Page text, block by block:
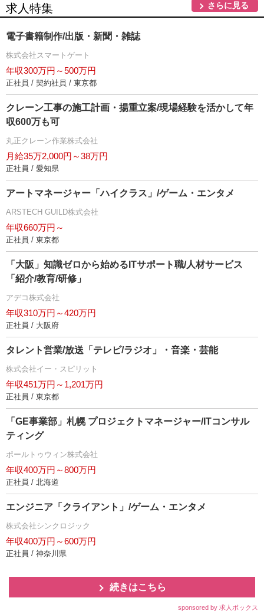
求人特集 さらに見る
電子書籍制作/出版・新聞・雑誌
株式会社スマートゲート
年収300万円～500万円
正社員 / 契約社員 / 東京都
クレーン工事の施工計画・揚重立案/現場経験を活かして年
収600万も可
丸正クレーン作業株式会社
月給35万2,000円～38万円
正社員 / 愛知県
アートマネージャー「ハイクラス」/ゲーム・エンタメ
ARSTECH GUILD株式会社
年収660万円～
正社員 / 東京都
「大阪」知識ゼロから始めるITサポート職/人材サービス
「紹介/教育/研修」
アデコ株式会社
年収310万円～420万円
正社員 / 大阪府
タレント営業/放送「テレビ/ラジオ」・音楽・芸能
株式会社イー・スピリット
年収451万円～1,201万円
正社員 / 東京都
「GE事業部」札幌 プロジェクトマネージャー/ITコンサル
ティング
ポールトゥウィン株式会社
年収400万円～800万円
正社員 / 北海道
エンジニア「クライアント」/ゲーム・エンタメ
株式会社シンクロジック
年収400万円～600万円
正社員 / 神奈川県
続きはこちら
sponsored by 求人ボックス